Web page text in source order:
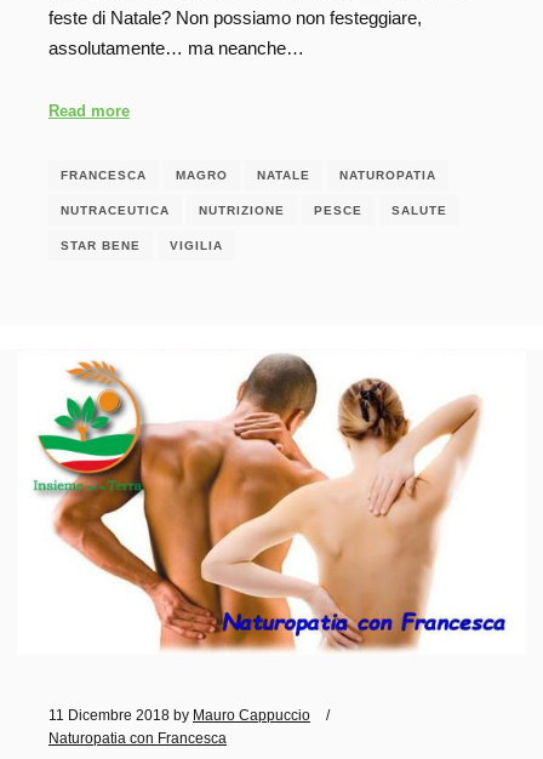
feste di Natale? Non possiamo non festeggiare,
assolutamente… ma neanche…
Read more
FRANCESCA MAGRO NATALE NATUROPATIA
NUTRACEUTICA NUTRIZIONE PESCE SALUTE
STAR BENE VIGILIA
11 Dicembre 2018 by Mauro Cappuccio
Naturopatia con Francesca